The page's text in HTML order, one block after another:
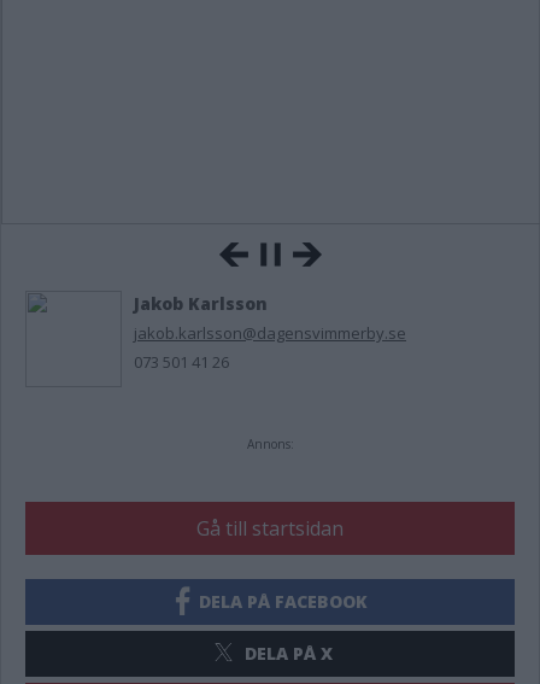
Jakob Karlsson
jakob.karlsson@dagensvimmerby.se
073 501 41 26
Annons:
Gå till startsidan
DELA PÅ FACEBOOK
DELA PÅ X